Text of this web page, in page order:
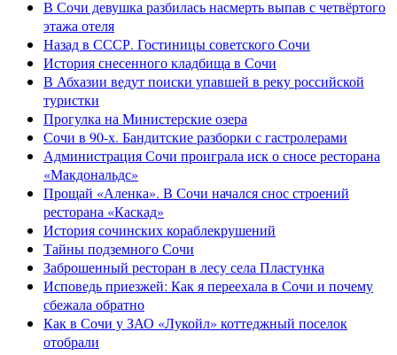
В Сочи девушка разбилась насмерть выпав с четвёртого
этажа отеля
Назад в СССР. Гостиницы советского Сочи
История снесенного кладбища в Сочи
В Абхазии ведут поиски упавшей в реку российской
туристки
Прогулка на Министерские озера
Сочи в 90-х. Бандитские разборки с гастролерами
Администрация Сочи проиграла иск о сносе ресторана
«Макдональдс»
Прощай «Аленка». В Сочи начался снос строений
ресторана «Каскад»
История сочинских кораблекрушений
Тайны подземного Сочи
Заброшенный ресторан в лесу села Пластунка
Исповедь приезжей: Как я переехала в Сочи и почему
сбежала обратно
Как в Сочи у ЗАО «Лукойл» коттеджный поселок
отобрали